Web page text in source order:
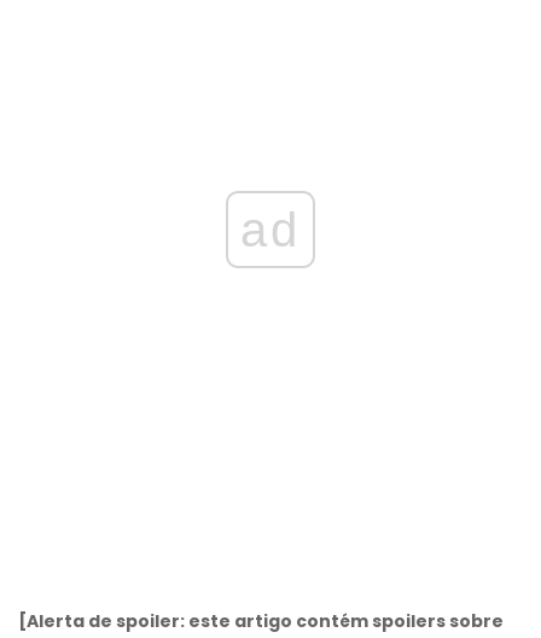
ad
[Alerta de spoiler: este artigo contém spoilers sobre